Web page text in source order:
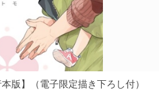
版】（電子限定描き下ろし付）